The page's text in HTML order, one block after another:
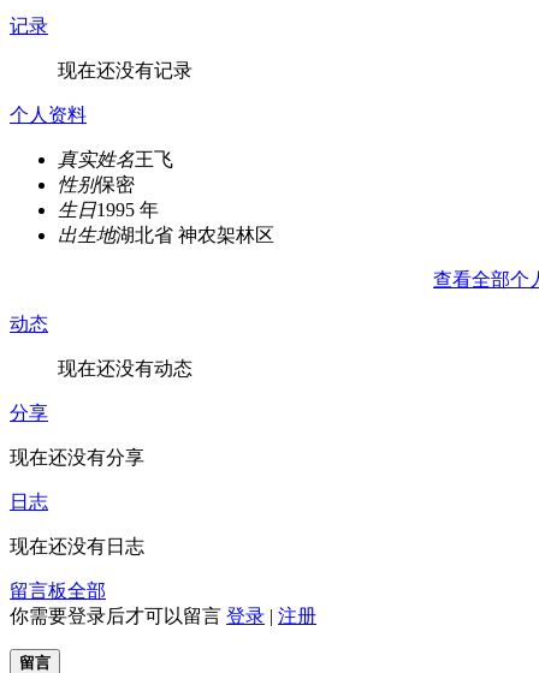
记录
现在还没有记录
个人资料
真实姓名王飞
性别保密
生日1995 年
出生地湖北省 神农架林区
查看全部个
动态
现在还没有动态
分享
现在还没有分享
日志
现在还没有日志
留言板全部
你需要登录后才可以留言 登录 | 注册
留言